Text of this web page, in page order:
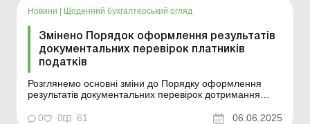
інтеграції ...
Новини | Щоденний бухгалтерський огляд
Змінено Порядок оформлення результатів
документальних перевірок платників
податків
Розглянемо основні зміни до Порядку оформлення
результатів документальних перевірок дотримання
валютного та іншого законодавства платниками
0 0 61 06.06.2025